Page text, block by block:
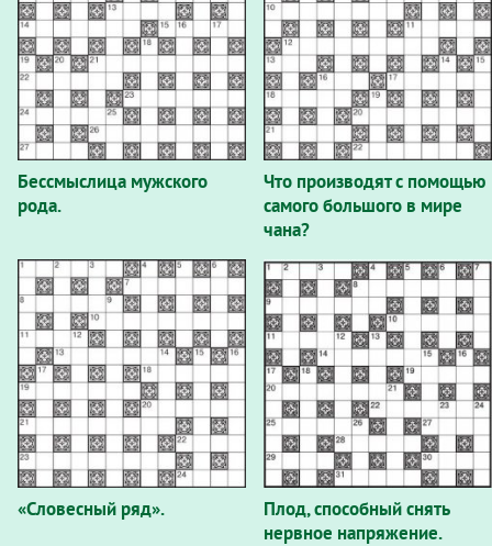
Бессмыслица мужского
рода.
Что производят с помощью
самого большого в мире
чана?
«Словесный ряд».
Плод, способный снять
нервное напряжение.